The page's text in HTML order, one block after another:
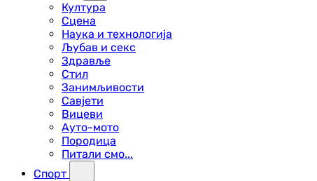
Култура
Сцена
Наука и технологија
Љубав и секс
Здравље
Стил
Занимљивости
Савјети
Вицеви
Ауто-мото
Породица
Питали смо...
Спорт